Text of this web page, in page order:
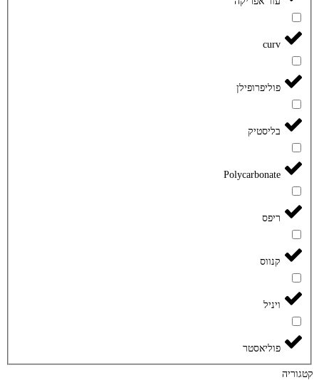
curv
פוליפרופילן
בליסטיק
Polycarbonate
ריפס
קנווס
ויניל
פוליאסטר
קטגוריה